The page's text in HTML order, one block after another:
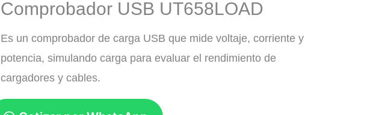
Comprobador USB UT658LOAD
Es un comprobador de carga USB que mide voltaje, corriente y
potencia, simulando carga para evaluar el rendimiento de
cargadores y cables.